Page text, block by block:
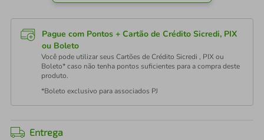
Pague com Pontos + Cartão de Crédito Sicredi, PIX
ou Boleto
Você pode utilizar seus Cartões de Crédito Sicredi , PIX ou
Boleto* caso não tenha pontos suficientes para a compra deste
produto.
*Boleto exclusivo para associados PJ
Entrega